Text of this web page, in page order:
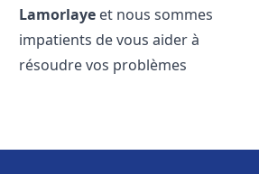
Lamorlaye et nous sommes
impatients de vous aider à
résoudre vos problèmes